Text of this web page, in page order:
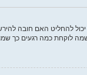
להחליט האם חובה
לוקחת כמה רגעים כך